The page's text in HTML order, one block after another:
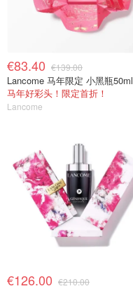
€83.40 €139.00
Lancome 马年限定 小黑瓶50ml
马年好彩头！限定首折！
Lancome
€126.00 €210.00